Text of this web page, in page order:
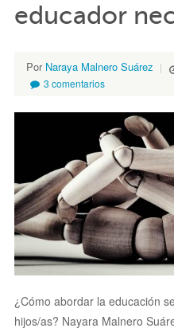
educador
Por Naraya Malnero Suárez
3 comentarios
¿Cómo abordar la educación
hijos/as? Nayara Malnero